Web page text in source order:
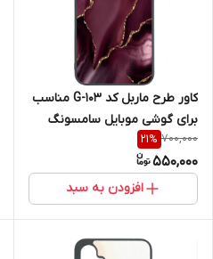
کاور طرح ماربل کد G-103 مناسب
برای گوشی موبایل سامسونگ
Galaxy A36
700,000
21%
550,000
افزودن به سبد